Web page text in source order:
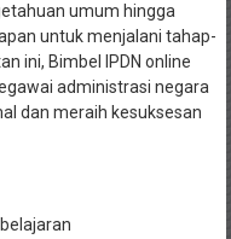
umum hingga
untuk menjalani tahap-
ini, Bimbel IPDN online
administrasi negara
dan meraih kesuksesan